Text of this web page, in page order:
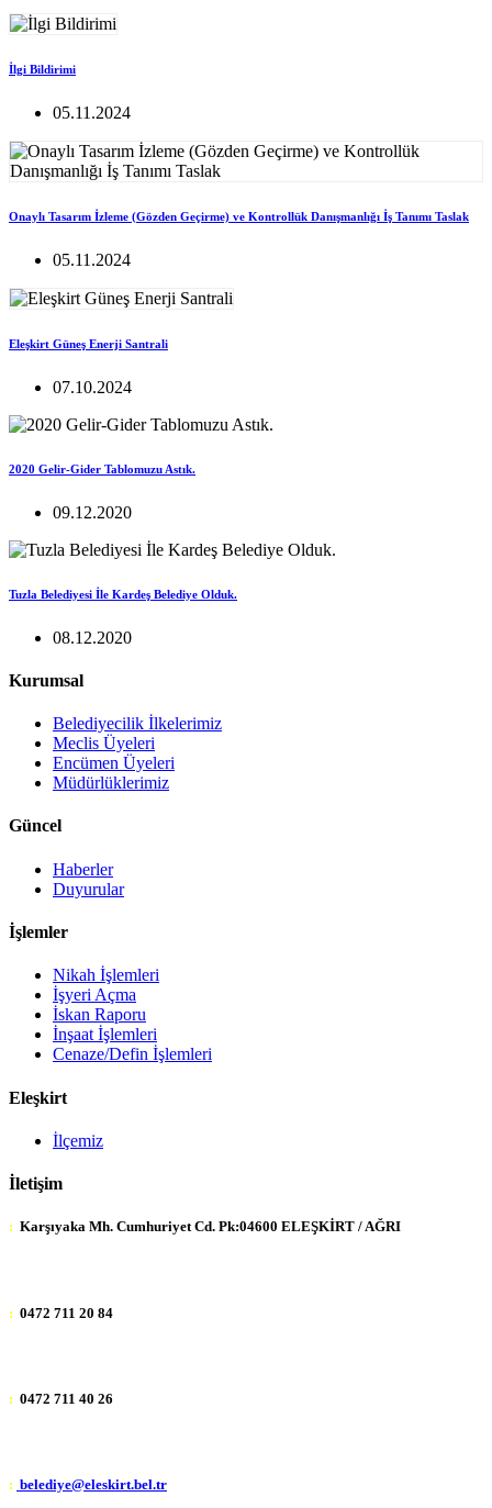
İlgi Bildirimi
05.11.2024
Onaylı Tasarım İzleme (Gözden Geçirme) ve Kontrollük Danışmanlığı İş Tanımı Taslak
05.11.2024
Eleşkirt Güneş Enerji Santrali
07.10.2024
2020 Gelir-Gider Tablomuzu Astık.
09.12.2020
Tuzla Belediyesi İle Kardeş Belediye Olduk.
08.12.2020
Kurumsal
Belediyecilik İlkelerimiz
Meclis Üyeleri
Encümen Üyeleri
Müdürlüklerimiz
Güncel
Haberler
Duyurular
İşlemler
Nikah İşlemleri
İşyeri Açma
İskan Raporu
İnşaat İşlemleri
Cenaze/Defin İşlemleri
Eleşkirt
İlçemiz
İletişim
: Karşıyaka Mh. Cumhuriyet Cd. Pk:04600 ELEŞKİRT / AĞRI
: 0472 711 20 84
: 0472 711 40 26
: belediye@eleskirt.bel.tr